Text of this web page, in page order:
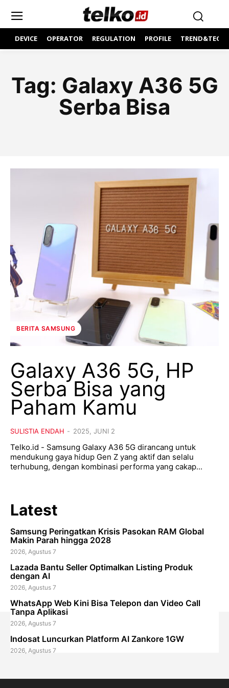
DEVICE OPERATOR REGULATION PROFILE
Tag: Galaxy A36 5G
Serba Bisa
BERITA SAMSUNG
Galaxy A36 5G, HP
Serba Bisa yang
Paham Kamu
SULISTIA ENDAH - 2025, JUNI 2
Telko.id - Samsung Galaxy A36 5G dirancang untuk
mendukung gaya hidup Gen Z yang aktif dan selalu
terhubung, dengan kombinasi performa yang cakap...
Latest
Samsung Peringatkan Krisis Pasokan RAM Global
Makin Parah hingga 2028
2026, Agustus 7
Lazada Bantu Seller Optimalkan Listing Produk
dengan AI
2026, Agustus 7
WhatsApp Web Kini Bisa Telepon dan Video Call
Tanpa Aplikasi
2026, Agustus 7
Indosat Luncurkan Platform AI Zankore 1GW
2026, Agustus 7